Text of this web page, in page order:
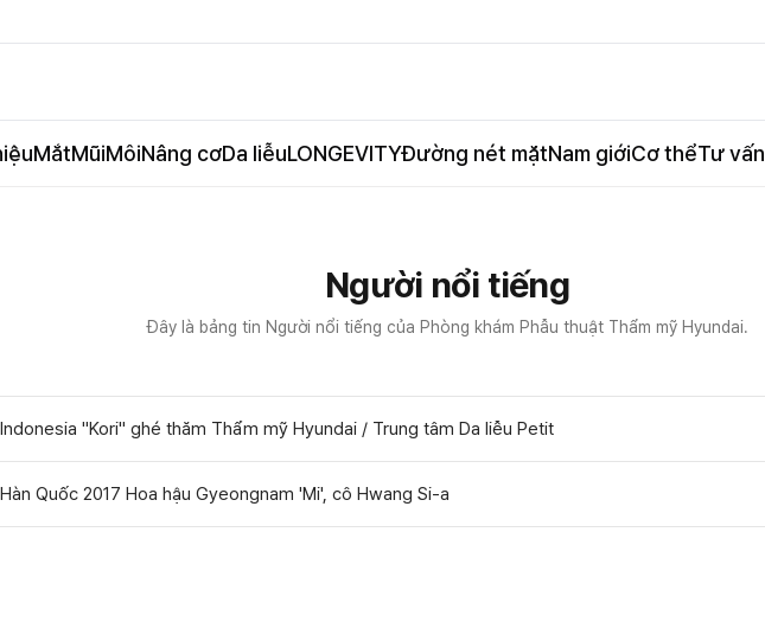
MắtMũiMôiNâng cơDa liễuLONGEVITYĐường nét mặtNam giớiCơ thểTư vấn
Người nổi tiếng
Đây là bảng tin Người nổi tiếng của Phòng khám Phẫu thuật Thẩm mỹ Hyundai.
"Kori" ghé thăm Thẩm mỹ Hyundai / Trung tâm Da liễu Petit
Quốc 2017 Hoa hậu Gyeongnam 'Mi', cô Hwang Si-a